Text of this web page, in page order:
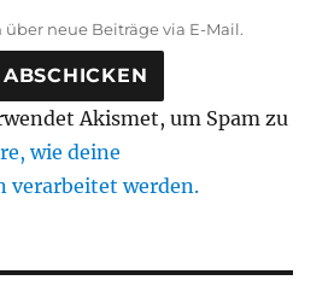
neue Beiträge via E-Mail.
Akismet, um Spam zu
wie deine
verarbeitet werden.